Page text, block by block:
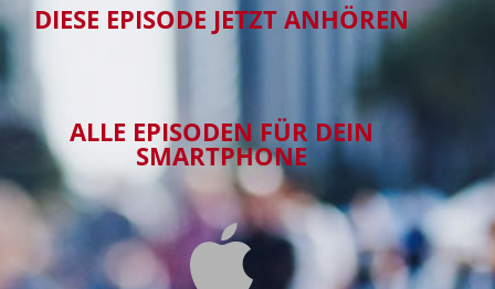
DIESE EPISODE JETZT ANHÖREN
ALLE EPISODEN FÜR DEIN
SMARTPHONE